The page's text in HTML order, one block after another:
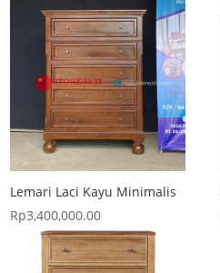
Lemari Laci Kayu Minimalis
Rp3,400,000.00